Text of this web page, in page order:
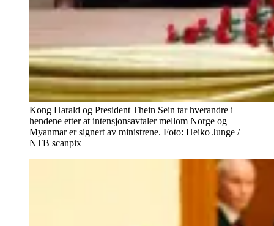
Kong Harald og President Thein Sein tar hverandre i
hendene etter at intensjonsavtaler mellom Norge og
Myanmar er signert av ministrene. Foto: Heiko Junge /
NTB scanpix